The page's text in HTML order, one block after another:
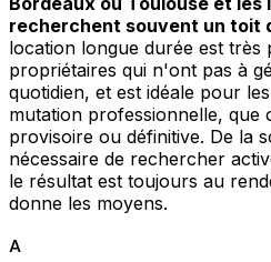
recherchent souvent un toit
location longue durée est très
propriétaires qui n'ont pas à
quotidien, et est idéale pour
mutation professionnelle, que
provisoire ou définitive. De la
nécessaire de rechercher
le résultat est toujours au
donne les moyens.
A